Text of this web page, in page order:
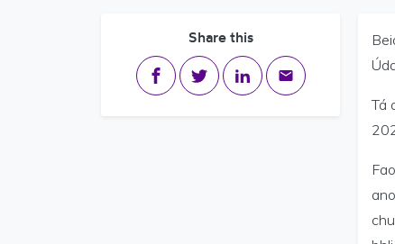
Share this
Share on Facebook
Share on Twitter
Share on LinkedIn
Share via email
Tá